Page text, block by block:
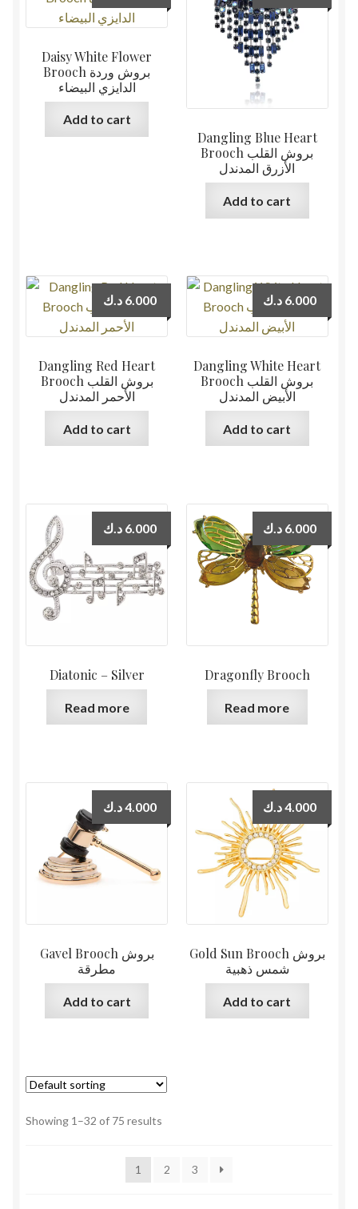
Daisy White Flower
Brooch بروش وردة
الدايزي البيضاء
Add to cart
Dangling Blue Heart
Brooch بروش القلب
الأزرق المدندل
Add to cart
Dangling Red Heart
Brooch بروش القلب
الأحمر المدندل
6.000 د.ك
Add to cart
Dangling White Heart
Brooch بروش القلب
الأبيض المدندل
6.000 د.ك
Add to cart
Diatonic – Silver
6.000 د.ك
Read more
Dragonfly Brooch
6.000 د.ك
Read more
Gavel Brooch بروش
مطرقة
4.000د.ك
Add to cart
Gold Sun Brooch بروش
شمس ذهبية
4.000د.ك
Add to cart
Showing 1–32 of 75 results
1 2 3